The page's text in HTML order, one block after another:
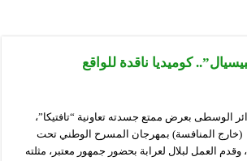
كوميديا ناقدة للواقع
الوسطى بعرض ممتع جسدته تعاونية “تافتيكا”،
المنافسة) بمهرجان المسرح الوطني تحت
وقدم العمل لبلال لعرابة بحضور جمهور معتبر، مثلته